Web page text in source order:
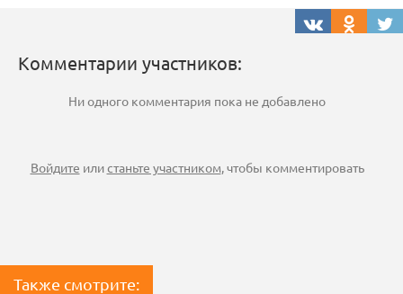
Комментарии участников:
Ни одного комментария пока не добавлено
Войдите илистаньте участником , чтобы комментировать
Также смотрите: